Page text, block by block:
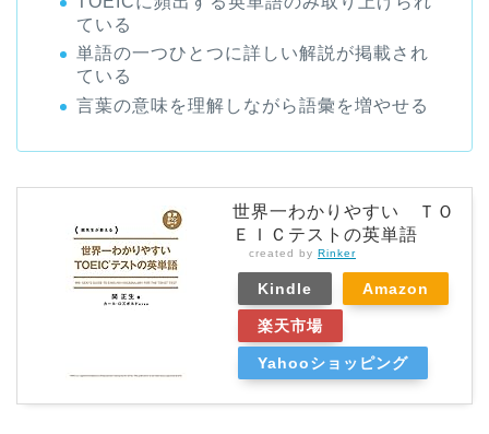
ている
単語の一つひとつに詳しい解説が掲載され
ている
言葉の意味を理解しながら語彙を増やせる
世界一わかりやすい ＴＯ
ＥＩＣテストの英単語
created by Rinker
Kindle Amazon
楽天市場
Yahooショッピング